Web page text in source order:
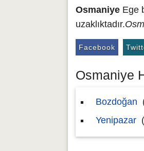
Osmaniye Ege
uzaklıktadır.
Facebook
Osmaniye
Bozdoğan
Yenipazar